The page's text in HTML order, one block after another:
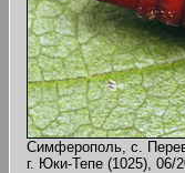
Симферополь, с.
г. Юки-Тепе (1025), 06/